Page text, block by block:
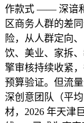
作款式 —— 深谙
区商务人群的差
险，从人群定向
饮、美业、家拆
擎审核持续收紧
预算验证。但流
深创意团队（平
材，2026 年天津